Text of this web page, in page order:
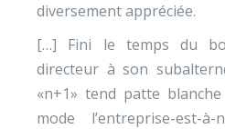
diversement appréciée.
[…] Fini le temps du
directeur à son
«n+1» tend patte
mode l’entreprise-est-à-